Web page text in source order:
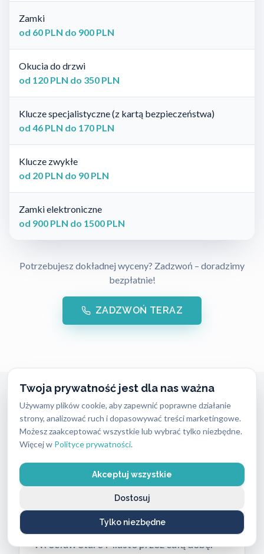
Twoja prywatność jest dla nas ważna
Używamy plików cookie, aby zapewnić poprawne działanie
strony, analizować ruch i dopasowywać treści marketingowe.
Możesz zaakceptować wszystkie lub wybrać tylko niezbędne.
Więcej w Polityce prywatności.
Akceptuj wszystkie
Tylko niezbędne
Dostosuj
Zamki
od 60 PLN do 900 PLN
Okucia do drzwi
od 120 PLN do 350 PLN
Klucze specjalistyczne (z kartą bezpieczeństwa)
od 46 PLN do 170 PLN
Klucze zwykłe
od 20 PLN do 90 PLN
Zamki elektroniczne
od 900 PLN do 1500 PLN
Potrzebujesz dokładnej wyceny? Zadzwoń – doradzimy
bezpłatnie!
ZADZWOŃ TERAZ
Awaryjne Otwieranie Mieszkań
Wrocław Stare Miasto
natychmiastowej reakcji. Zadzwoń pod
całodobowy numer
662 869 662
wieczorem, w nocy i w weekendy.
Realizujemy awaryjne otwieranie mieszkań
Wrocław Stare Miasto przez całą dobę.